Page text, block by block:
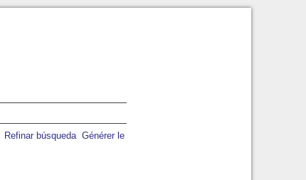
Refinar búsqueda Générer le